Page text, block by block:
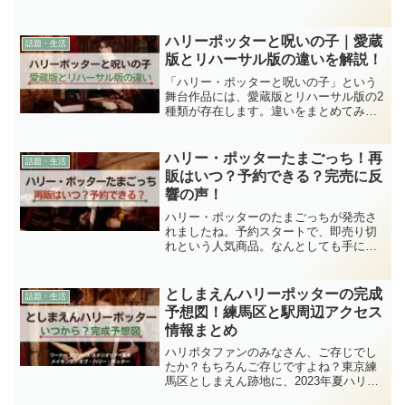
絶対に行きたい！でも、豊島園周辺には
ホテルはな...
話題・生活
ハリーポッターと呪いの子｜愛蔵
版とリハーサル版の違いを解説！
「ハリー・ポッターと呪いの子」という
舞台作品には、愛蔵版とリハーサル版の2
種類が存在します。違いをまとめてみま
す。愛蔵版もってます。なぜ愛蔵版にし
たのか？なぜならば・・...
話題・生活
ハリー・ポッターたまごっち！再
販はいつ？予約できる？完売に反
響の声！
ハリー・ポッターのたまごっちが発売さ
れましたね。予約スタートで、即売り切
れという人気商品。なんとしても手に入
方などかんたんにまとめてみました。ハ
リー・ポッター好きの子ど...
話題・生活
としまえんハリーポッターの完成
予想図！練馬区と駅周辺アクセス
情報まとめ
ハリポタファンのみなさん、ご存じでし
たか？もちろんご存じですよね？東京練
馬区としまえん跡地に、2023年夏ハリー